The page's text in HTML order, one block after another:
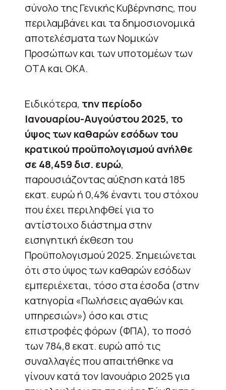
σύνολο της Γενικής Κυβέρνησης, που
περιλαμβάνει και τα δημοσιονομικά
αποτελέσματα των Νομικών
Προσώπων και των υποτομέων των
ΟΤΑ και ΟΚΑ.
Ειδικότερα, την περίοδο
Ιανουαρίου-Αυγούστου 2025, το
ύψος των καθαρών εσόδων του
κρατικού προϋπολογισμού ανήλθε
σε 48,459 δισ. ευρώ,
παρουσιάζοντας αύξηση κατά 185
εκατ. ευρώ ή 0,4% έναντι του στόχου
που έχει περιληφθεί για το
αντίστοιχο διάστημα στην
εισηγητική έκθεση του
Προϋπολογισμού 2025. Σημειώνεται
ότι στο ύψος των καθαρών εσόδων
εμπεριέχεται, τόσο στα έσοδα (στην
κατηγορία «Πωλήσεις αγαθών και
υπηρεσιών») όσο και στις
επιστροφές φόρων (ΦΠΑ), το ποσό
των 784,8 εκατ. ευρώ από τις
συναλλαγές που απαιτήθηκε να
γίνουν κατά τον Ιανουάριο 2025 για